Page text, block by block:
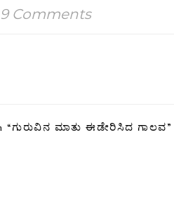
9 Comments
“ಗುರುವಿನ ಮಾತು ಈಡೇರಿಸಿದ ಗಾಲವ”